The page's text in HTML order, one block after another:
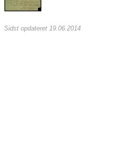
Sidst opdateret 19.06.2014